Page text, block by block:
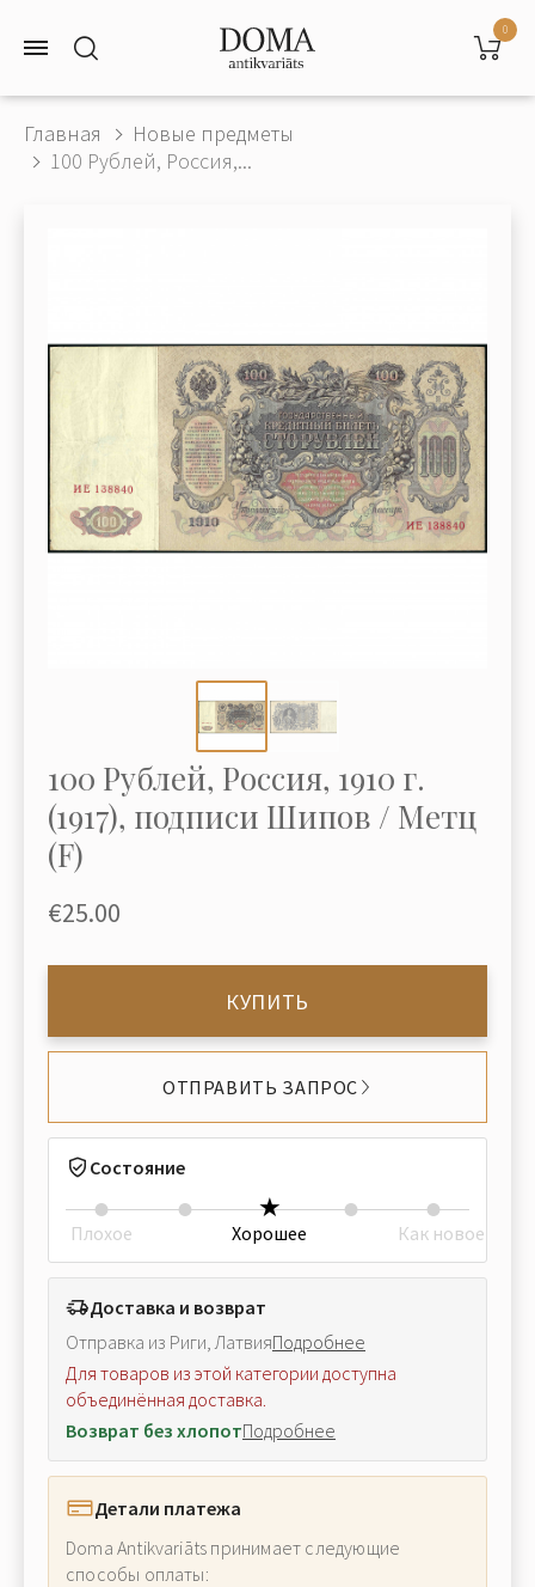
0
Главная
Новые предметы
100 Рублей, Россия,...
100 Рублей, Россия, 1910 г.
(1917), подписи Шипов / Метц
(F)
€25.00
КУПИТЬ
ОТПРАВИТЬ ЗАПРОС
Состояние
Плохое Хорошее Как новое
Доставка и возврат
Отправка из Риги, ЛатвияПодробнее
Для товаров из этой категории доступна
объединённая доставка.
Возврат без хлопотПодробнее
Детали платежа
Doma Antikvariāts принимает следующие
способы оплаты: